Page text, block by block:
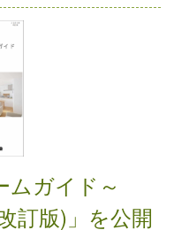
ムガイド～
訂版)」を公開